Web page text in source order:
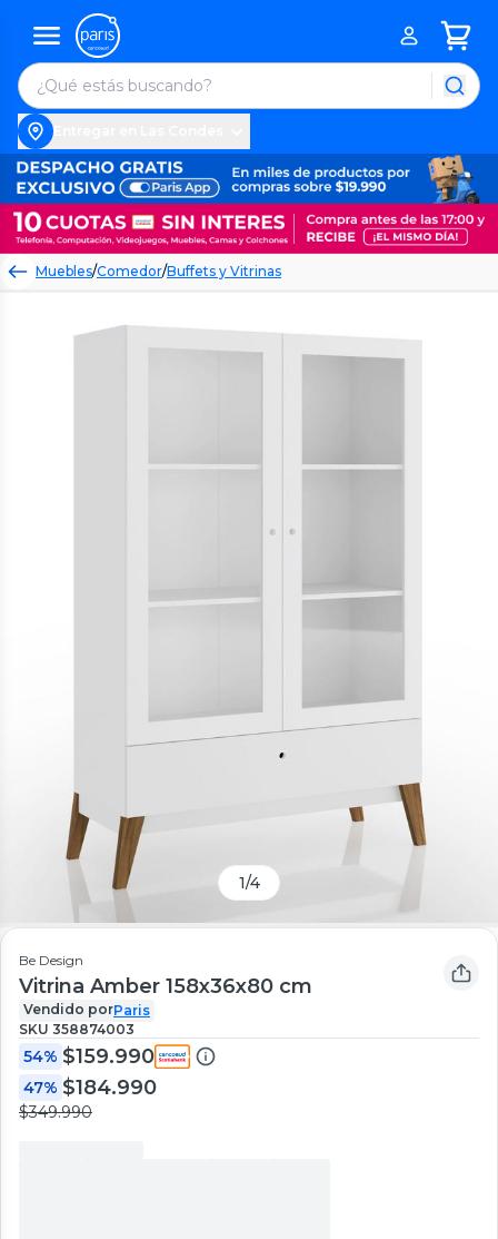
Muebles/Comedor/Buffets y Vitrinas
1/4
Be Design
Vitrina Amber 158x36x80 cm
Vendido porParis
SKU 358874003
54% $159.990
47% $184.990
$349.990